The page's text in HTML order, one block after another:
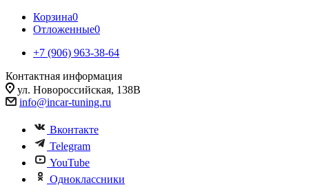
Корзина0
Отложенные0
+7 (906) 963-38-64
Контактная информация
ул. Новороссийская, 138В
info@incar-tuning.ru
Вконтакте
Telegram
YouTube
Одноклассники